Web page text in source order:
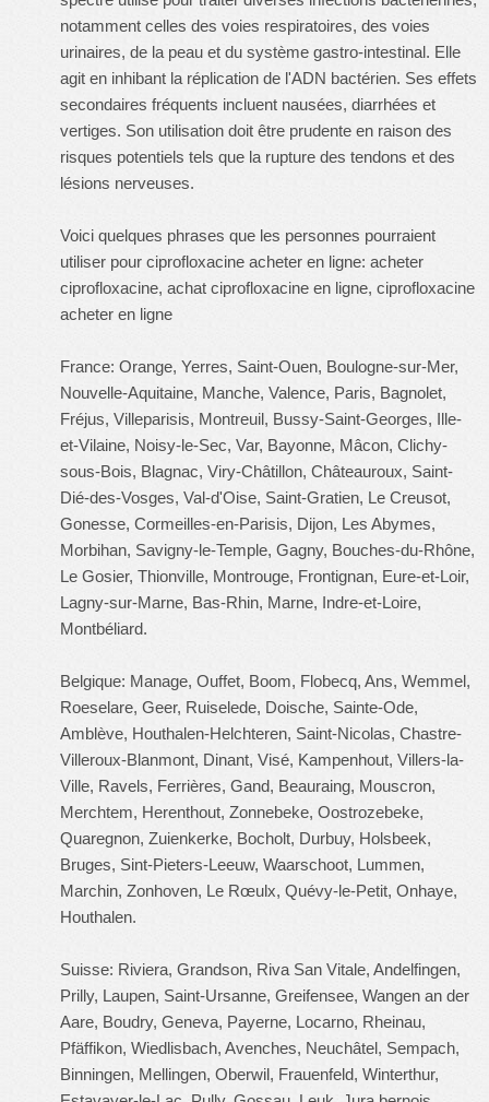
notamment celles des voies respiratoires, des voies
urinaires, de la peau et du système gastro-intestinal. Elle
agit en inhibant la réplication de l'ADN bactérien. Ses effets
secondaires fréquents incluent nausées, diarrhées et
vertiges. Son utilisation doit être prudente en raison des
risques potentiels tels que la rupture des tendons et des
lésions nerveuses.
Voici quelques phrases que les personnes pourraient
utiliser pour ciprofloxacine acheter en ligne: acheter
ciprofloxacine, achat ciprofloxacine en ligne, ciprofloxacine
acheter en ligne
France: Orange, Yerres, Saint-Ouen, Boulogne-sur-Mer,
Nouvelle-Aquitaine, Manche, Valence, Paris, Bagnolet,
Fréjus, Villeparisis, Montreuil, Bussy-Saint-Georges, Ille-
et-Vilaine, Noisy-le-Sec, Var, Bayonne, Mâcon, Clichy-
sous-Bois, Blagnac, Viry-Châtillon, Châteauroux, Saint-
Dié-des-Vosges, Val-d'Oise, Saint-Gratien, Le Creusot,
Gonesse, Cormeilles-en-Parisis, Dijon, Les Abymes,
Morbihan, Savigny-le-Temple, Gagny, Bouches-du-Rhône,
Le Gosier, Thionville, Montrouge, Frontignan, Eure-et-Loir,
Lagny-sur-Marne, Bas-Rhin, Marne, Indre-et-Loire,
Montbéliard.
Belgique: Manage, Ouffet, Boom, Flobecq, Ans, Wemmel,
Roeselare, Geer, Ruiselede, Doische, Sainte-Ode,
Amblève, Houthalen-Helchteren, Saint-Nicolas, Chastre-
Villeroux-Blanmont, Dinant, Visé, Kampenhout, Villers-la-
Ville, Ravels, Ferrières, Gand, Beauraing, Mouscron,
Merchtem, Herenthout, Zonnebeke, Oostrozebeke,
Quaregnon, Zuienkerke, Bocholt, Durbuy, Holsbeek,
Bruges, Sint-Pieters-Leeuw, Waarschoot, Lummen,
Marchin, Zonhoven, Le Rœulx, Quévy-le-Petit, Onhaye,
Houthalen.
Suisse: Riviera, Grandson, Riva San Vitale, Andelfingen,
Prilly, Laupen, Saint-Ursanne, Greifensee, Wangen an der
Aare, Boudry, Geneva, Payerne, Locarno, Rheinau,
Pfäffikon, Wiedlisbach, Avenches, Neuchâtel, Sempach,
Binningen, Mellingen, Oberwil, Frauenfeld, Winterthur,